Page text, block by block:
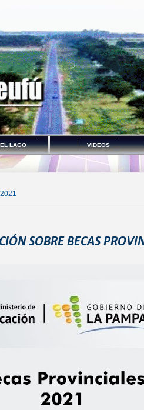
LAGO VIDEOS
SOBRE BECAS